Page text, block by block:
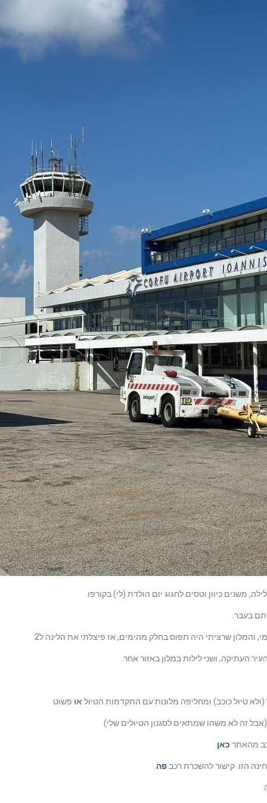
בעבר.
והמלון שרציתי היה תפוס בחלק מהימים, אז פיצלתי את הלינה ל2
(ולא טיול כוכב) ומחליפה מלונות עם התקדמות הטיול או פשוט
זה לא משהו שמתאים לסגנון הטיולים שלי).
מהאתר כאן
הזו. קישור להשכרת רכב פה